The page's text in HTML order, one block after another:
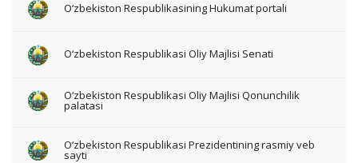
O‘zbekiston Respublikasining Hukumat portali
O‘zbekiston Respublikasi Oliy Majlisi Senati
O‘zbekiston Respublikasi Oliy Majlisi Qonunchilik
palatasi
O‘zbekiston Respublikasi Prezidentining rasmiy veb
sayti